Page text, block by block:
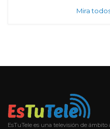
Mira
EsTuTele es una televisión de